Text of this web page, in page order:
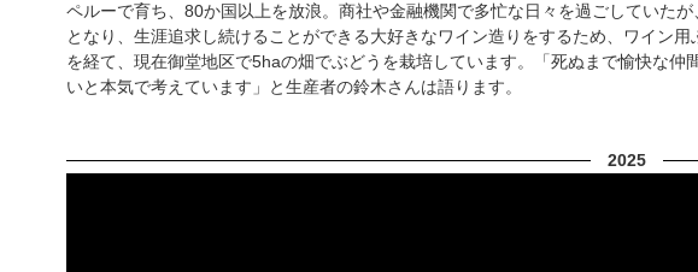
ペルーで育ち、80か国以上を放浪。商社や金融機関で多忙な日々を過ごしていた
となり、生涯追求し続けることができる大好きなワイン造りをするため、ワイン
を経て、現在御堂地区で5haの畑でぶどうを栽培しています。「死ぬまで愉快な
いと本気で考えています」と生産者の鈴木さんは語ります。
2025